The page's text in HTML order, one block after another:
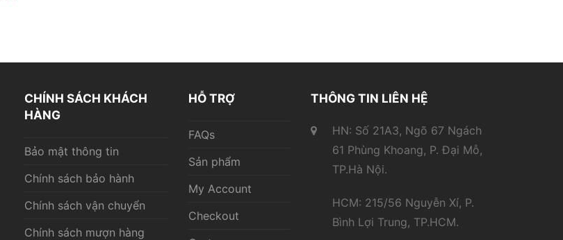
CHÍNH SÁCH KHÁCH
HÀNG
Bảo mật thông tin
Chính sách bảo hành
Chính sách vận chuyển
Chính sách mượn hàng
HỖ TRỢ
FAQs
Sản phẩm
My Account
Checkout
THÔNG TIN LIÊN HỆ
HN: Số 21A3, Ngõ 67 Ngách
61 Phùng Khoang, P. Đại Mỗ,
TP.Hà Nội.
HCM: 215/56 Nguyễn Xí, P.
Bình Lợi Trung, TP.HCM.